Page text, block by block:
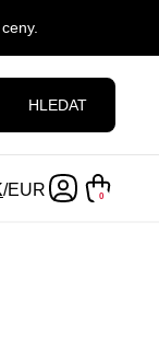
HLEDAT
/EUR 0